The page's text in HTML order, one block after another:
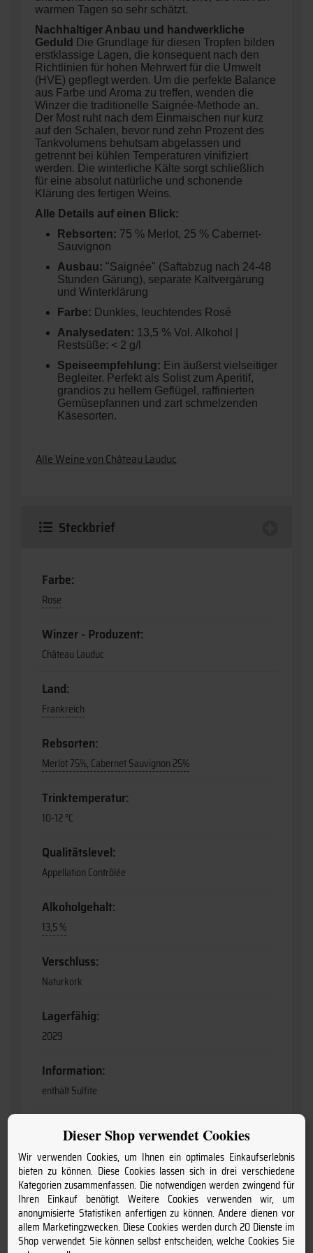
warmen Tagen so sehr schätzt.
Nachhaltiger Anbau und handwerkliche
Geduld
Die Grundlage für diesen Tropfen bilden
erstklassige Lagen, die konsequent nach den
Richtlinien für hohen Mehrwert für die Umwelt
(HVE) gepflegt werden. Um die perfekte Balance
aus Farbe und Aroma zu treffen, wenden die
Winzer die traditionelle Saignée-Methode an.
Der Most ruht nach dem Einmaischen nur kurz
auf den Schalen, bevor rund zehn Prozent des
Tankvolumens behutsam abgelassen und
getrennt bei kühlen Temperaturen vinifiziert
werden. Die winterliche Kälte sorgt schließlich
für eine absolut natürliche und schonende
Klärung des fertigen Weins.
Alle Details auf einen Blick:
Rebsorten: 75 % Merlot, 25 % Cabernet-
Sauvignon
Ausbau: "Saignée" (Saftabzug nach 24-48
Stunden Gärung), separate Kaltvergärung
und Winterklärung
Farbe: Dunkles, leuchtendes Rosé
Analysedaten: 13,5 % Vol. Alkohol |
Restsüße: < 2 g/l
Speiseempfehlung: Ein äußerst vielseitiger
Begleiter. Perfekt als Solist zum Aperitif,
grandios zu hellem Geflügel, raffinierten
Gemüsepfannen und zart schmelzenden
Käsesorten.
Alle Weine von Château Lauduc
Steckbrief
Farbe:
Rose
Winzer - Produzent:
Château Lauduc
Land:
Frankreich
Rebsorten:
Merlot 75%, Cabernet Sauvignon 25%
Trinktemperatur:
10-12 °C
Qualitätslevel:
Appellation Contrôlée
Alkoholgehalt:
13,5 %
Verschluss:
Naturkork
Lagerfähig:
2029
Information:
enthält Sulfite
Bordeaux
Anschrift:
Château Lauduc, 5, Avenue de Lauduc, F-33370 Tresses
33370
Dieser Shop verwendet Cookies
Wir verwenden Cookies, um Ihnen ein optimales Einkaufserlebnis
bieten zu können. Diese Cookies lassen sich in drei verschiedene
Kategorien zusammenfassen. Die notwendigen werden zwingend für
Ihren Einkauf benötigt. Weitere Cookies verwenden wir, um
anonymisierte Statistiken anfertigen zu können. Andere dienen vor
allem Marketingzwecken. Diese Cookies werden durch 20 Dienste im
Shop verwendet. Sie können selbst entscheiden, welche Cookies Sie